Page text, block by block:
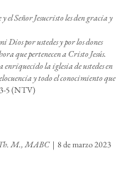
el Señor Jesucristo les den gracia y
Dios por ustedes y por los dones
que pertenecen a Cristo Jesús.
enriquecido la iglesia de ustedes en
y todo el conocimiento que
5 (NTV)
M., MABC| 8 de marzo 2023